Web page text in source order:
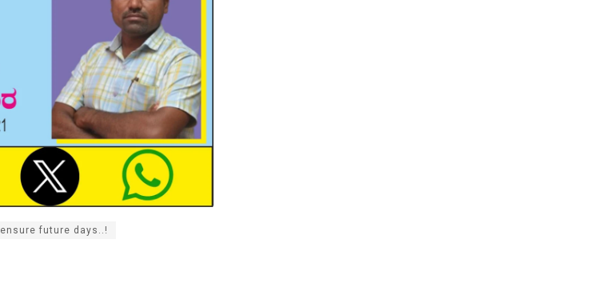
ensure future days..!